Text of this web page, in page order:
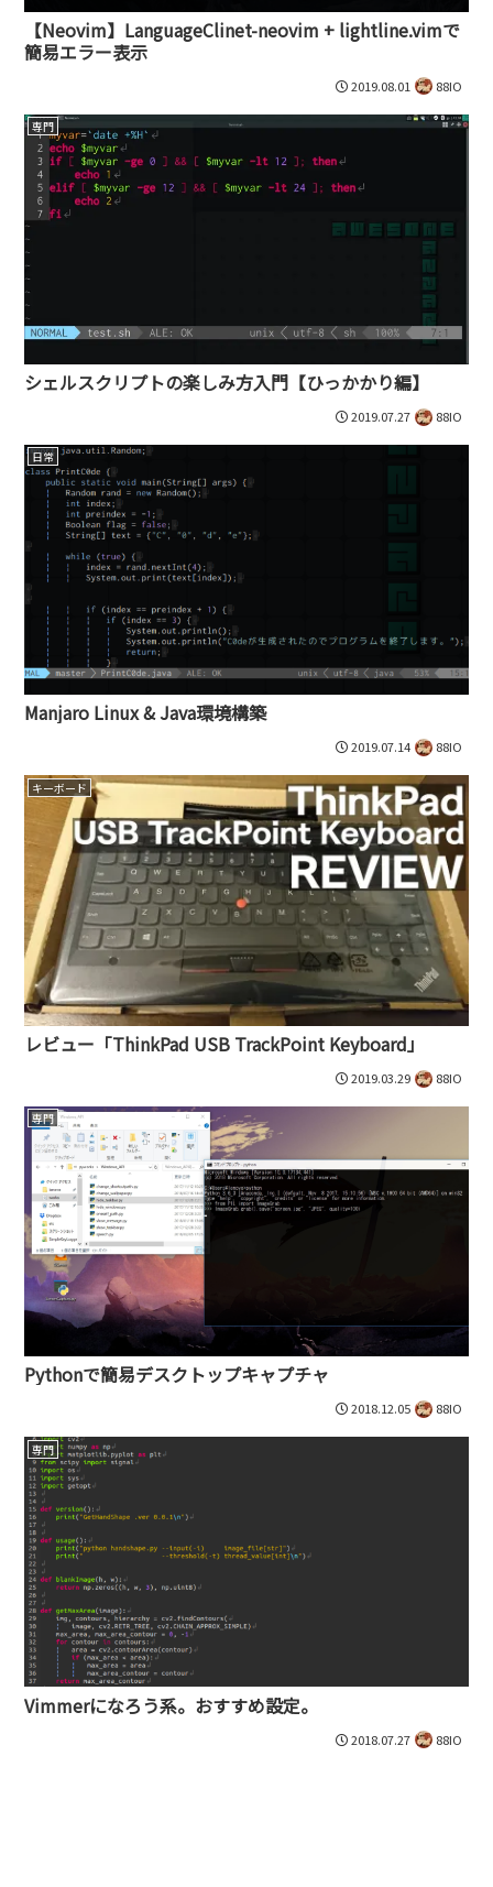
【Neovim】LanguageClinet-neovim + lightline.vimで
簡易エラー表示
2019.08.01 88IO
専門
シェルスクリプトの楽しみ方入門【ひっかかり編】
2019.07.27 88IO
日常
Manjaro Linux & Java環境構築
2019.07.14 88IO
キーボード
レビュー「ThinkPad USB TrackPoint Keyboard」
2019.03.29 88IO
専門
Pythonで簡易デスクトップキャプチャ
2018.12.05 88IO
専門
Vimmerになろう系。おすすめ設定。
2018.07.27 88IO